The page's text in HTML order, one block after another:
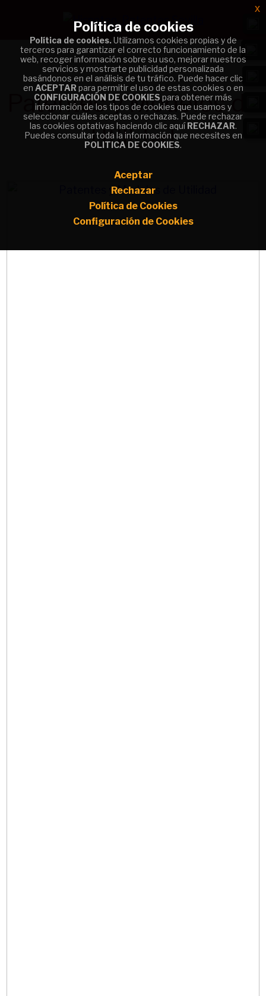
Patentes y Modelos de
Utilidad
Política de cookies
Política de cookies.Utilizamos cookies propias y de
terceros para garantizar el correcto funcionamiento de la
web, recoger información sobre su uso, mejorar nuestros
servicios y mostrarte publicidad personalizada
basándonos en el análisis de tu tráfico. Puede hacer clic
en ACEPTARpara permitir el uso de estas cookies o en
CONFIGURACIÓN DE COOKIES para obtener más
información de los tipos de cookies que usamos y
seleccionar cuáles aceptas o rechazas. Puede rechazar
las cookies optativas haciendo clic aquíRECHAZAR.
Puedes consultar toda la información que necesites en
POLITICA DE COOKIES.
Aceptar
Rechazar
Política de Cookies
Configuración de Cookies
x
Política de cookies
Política de cookies.Utilizamos cookies propias y de
terceros para garantizar el correcto funcionamiento de la
web, recoger información sobre su uso, mejorar nuestros
servicios y mostrarte publicidad personalizada
basándonos en el análisis de tu tráfico. Puede hacer clic
en ACEPTARpara permitir el uso de estas cookies o en
CONFIGURACIÓN DE COOKIES para obtener más
información de los tipos de cookies que usamos y
seleccionar cuáles aceptas o rechazas. Puede rechazar
las cookies optativas haciendo clic aquíRECHAZAR.
Puedes consultar toda la información que necesites en
POLITICA DE COOKIES.
Aceptar
Rechazar
Política de Cookies
Configuración de Cookies
x